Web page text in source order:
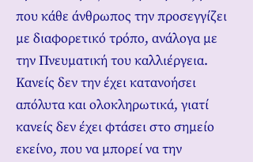
που κάθε άνθρωπος την προσεγγίζει
με διαφορετικό τρόπο, ανάλογα με
την Πνευματική του καλλιέργεια.
Κανείς δεν την έχει κατανοήσει
απόλυτα και ολοκληρωτικά, γιατί
κανείς δεν έχει φτάσει στο σημείο
εκείνο, που να μπορεί να την